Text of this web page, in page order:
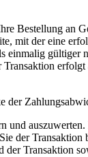
Bestellung an
mit der eine
einmalig gültiger
der
und
der
Transaktion